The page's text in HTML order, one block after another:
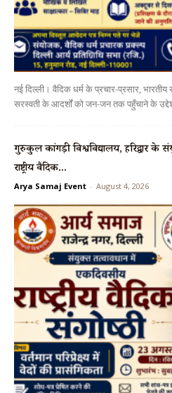
नई दिल्ली। वैदिक धर्म के प्रचार-प्रसार,
सरस्वती के आदर्शों को जन-जन तक पहुँचाने के
गुरुकुल कांगड़ी विश्वविद्यालय, हरिद्वार के
राष्ट्रीय वैदिक...
Arya Samaj Event - August 4, 2026